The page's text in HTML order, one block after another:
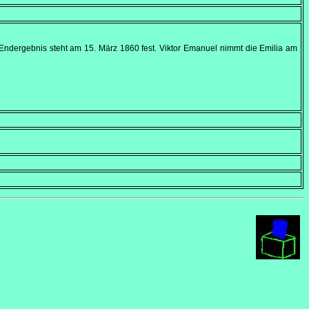
steht am 15. März 1860fest. Viktor Emanuel nimmt die Emilia am